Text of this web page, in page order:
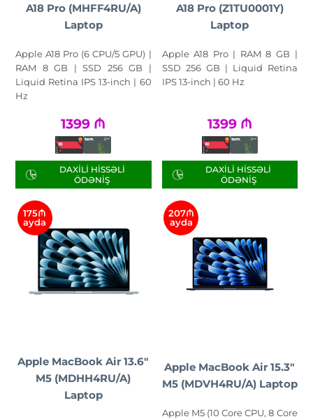
A18 Pro (MHFF4RU/A)
Laptop
Apple A18 Pro (6 CPU/5 GPU) |
RAM 8 GB | SSD 256 GB |
Liquid Retina IPS 13-inch | 60
Hz
1399 ₼
DAXILI HISSƏLI
ÖDƏNIŞ
A18 Pro (Z1TU0001Y)
Laptop
Apple A18 Pro | RAM 8 GB |
SSD 256 GB | Liquid Retina
IPS 13-inch | 60 Hz
1399 ₼
DAXILI HISSƏLI
ÖDƏNIŞ
175₼
ayda
Apple MacBook Air 13.6"
M5 (MDHH4RU/A)
Laptop
207₼
ayda
Apple MacBook Air 15.3"
M5 (MDVH4RU/A) Laptop
Apple M5 (10 Core CPU, 8 Core